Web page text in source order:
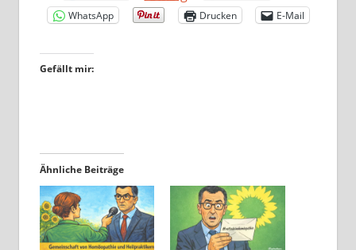
WhatsApp
Drucken E-Mail
Gefällt mir:
Ähnliche Beiträge